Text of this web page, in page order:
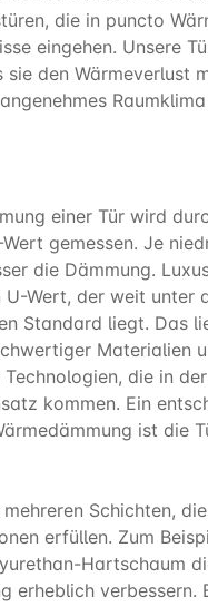
die in puncto
eingehen. Unsere
den Wärmeverlust
einer Tür wird
gemessen. Je
die Dämmung.
Wert, der weit unter
Standard liegt. Das
Materialien
die in
kommen. Ein
ist die
Schichten,
erfüllen. Zum
Hartschaum
erheblich verbessern.